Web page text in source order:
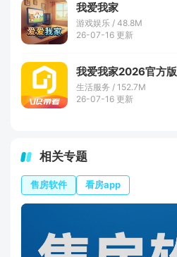
我爱我家
游戏娱乐 / 48.8M
26-07-16 更新
我爱我家2026官方版
生活服务 / 152.7M
26-07-16 更新
相关专题
售房软件 看房app